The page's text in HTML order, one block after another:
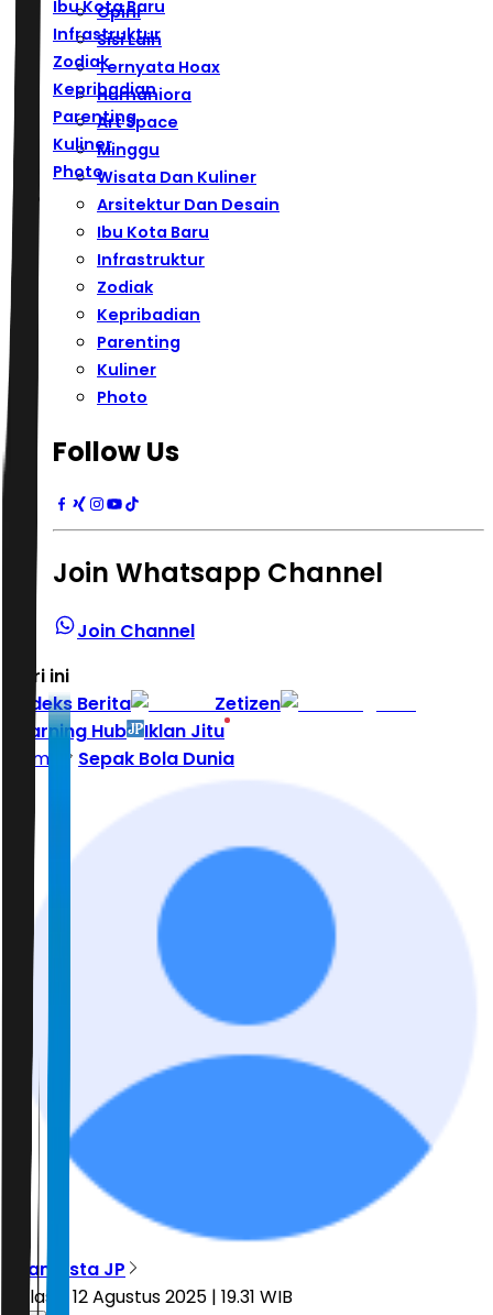
Ibu Kota Baru
Infrastruktur
Zodiak
Kepribadian
Parenting
Kuliner
Photo
Opini
Sisi Lain
Ternyata Hoax
Humaniora
Art Space
Minggu
Wisata Dan Kuliner
Arsitektur Dan Desain
Ibu Kota Baru
Infrastruktur
Zodiak
Kepribadian
Parenting
Kuliner
Photo
Follow Us
Join Whatsapp Channel
Join Channel
Hari ini
Indeks Berita
Zetizen
Learning Hub
Iklan Jitu
Home
Sepak Bola Dunia
Bramasta JP
Selasa, 12 Agustus 2025 | 19.31 WIB